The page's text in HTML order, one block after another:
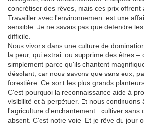
concrétiser des rêves, mais ces prix offrent
Travailler avec l'environnement est une
sensible. Je ne savais pas que défendre
difficile.
Nous vivons dans une culture de
la peur, qui extrait ou supprime des êtres –
simplement parce qu'ils chantent
désolant, car nous savons que sans eux,
forestière. Ce sont les plus grands
C'est pourquoi la reconnaissance aide à
visibilité et à perpétuer. Et nous continuons
l'agriculture d'enchantement : cultiver sans
absent. C'est notre voie. Et je rêve du jour